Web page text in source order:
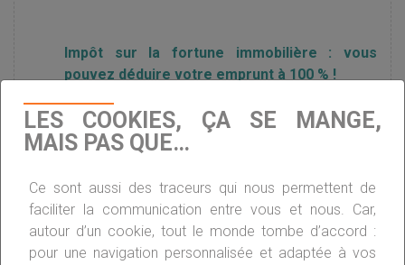
Impôt sur la fortune immobilière : vous
pouvez déduire votre emprunt à 100 % !
IFI : une nouvelle règle qui risque de coûter
Boom de l’immobilier : l’IFI a rapporté plus
que prévu en 2019
LES COOKIES, ÇA SE MANGE,
MAIS PAS QUE…
Ce sont aussi des traceurs qui nous permettent de
faciliter la communication entre vous et nous. Car,
autour d’un cookie, tout le monde tombe d’accord :
pour une navigation personnalisée et adaptée à vos